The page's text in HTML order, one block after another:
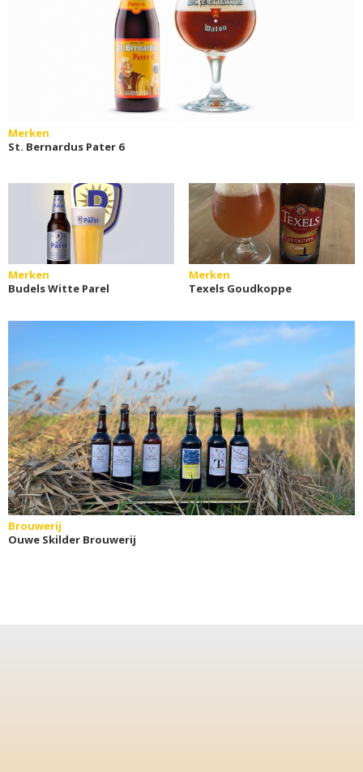
Merken
St. Bernardus Pater 6
Merken
Budels Witte Parel
Merken
Texels Goudkoppe
Brouwerij
Ouwe Skilder Brouwerij